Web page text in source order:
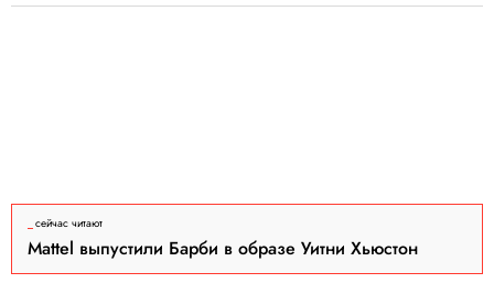
сейчас читают
Mattel выпустили Барби в образе Уитни Хьюстон